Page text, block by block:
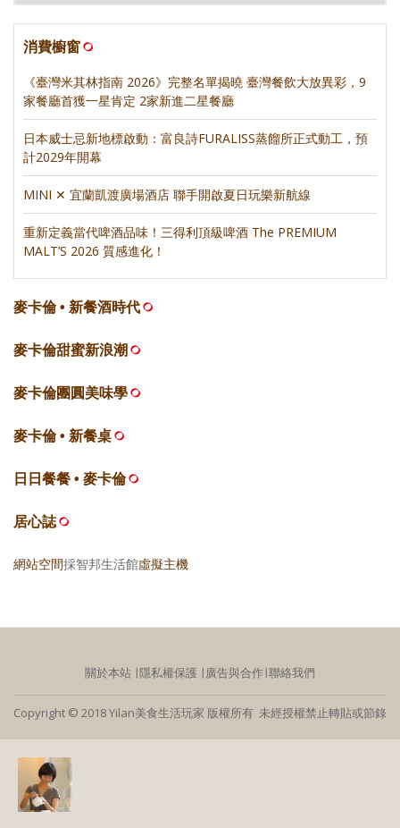
消費櫥窗
《臺灣米其林指南 2026》完整名單揭曉 臺灣餐飲大放異彩，9
家餐廳首獲一星肯定 2家新進二星餐廳
日本威士忌新地標啟動：富良詩FURALISS蒸餾所正式動工，預
計2029年開幕
MINI ✕ 宜蘭凱渡廣場酒店 聯手開啟夏日玩樂新航線
重新定義當代啤酒品味！三得利頂級啤酒 The PREMIUM
MALT’S 2026 質感進化！
麥卡倫 • 新餐酒時代
麥卡倫甜蜜新浪潮
麥卡倫團圓美味學
麥卡倫 • 新餐桌
日日餐餐 • 麥卡倫
居心誌
網站空間採智邦生活館虛擬主機
關於本站 ∣隱私權保護 ∣廣告與合作∣聯絡我們
Copyright © 2018 Yilan美食生活玩家 版權所有 未經授權禁止轉貼或節錄